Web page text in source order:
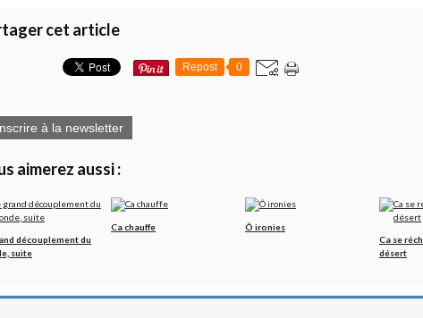
cet article
Repost 0
à la newsletter
aimerez aussi :
découplement du
suite
Ca chauffe
Ô ironies
Ca se
désert